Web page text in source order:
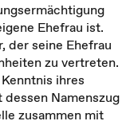
Ehefrau ist.
der seine Ehefrau
zu vertreten.
ihres
Namenszug
zusammen mit